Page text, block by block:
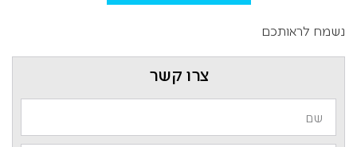
נשמח לראותכם
צרו קשר